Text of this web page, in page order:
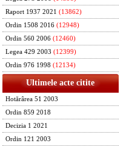
Raport 1937 2021 (13862)
Ordin 1508 2016 (12948)
Ordin 560 2006 (12460)
Legea 429 2003 (12399)
Ordin 976 1998 (12134)
Ultimele acte citite
Hotărârea 51 2003
Ordin 859 2018
Decizia 1 2021
Ordin 121 2003